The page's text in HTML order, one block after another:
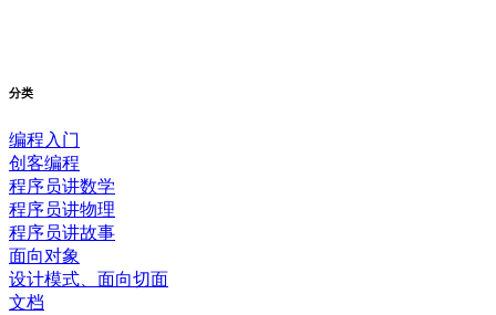
分类
编程入门
创客编程
程序员讲数学
程序员讲物理
程序员讲故事
面向对象
设计模式、面向切面
文档